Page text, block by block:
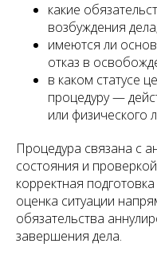
какие
возбуждения дела;
имеются ли
отказ в
в каком статусе
процедуру —
или физического
Процедура связана с
состояния и
корректная
оценка ситуации
обязательства
завершения дела.